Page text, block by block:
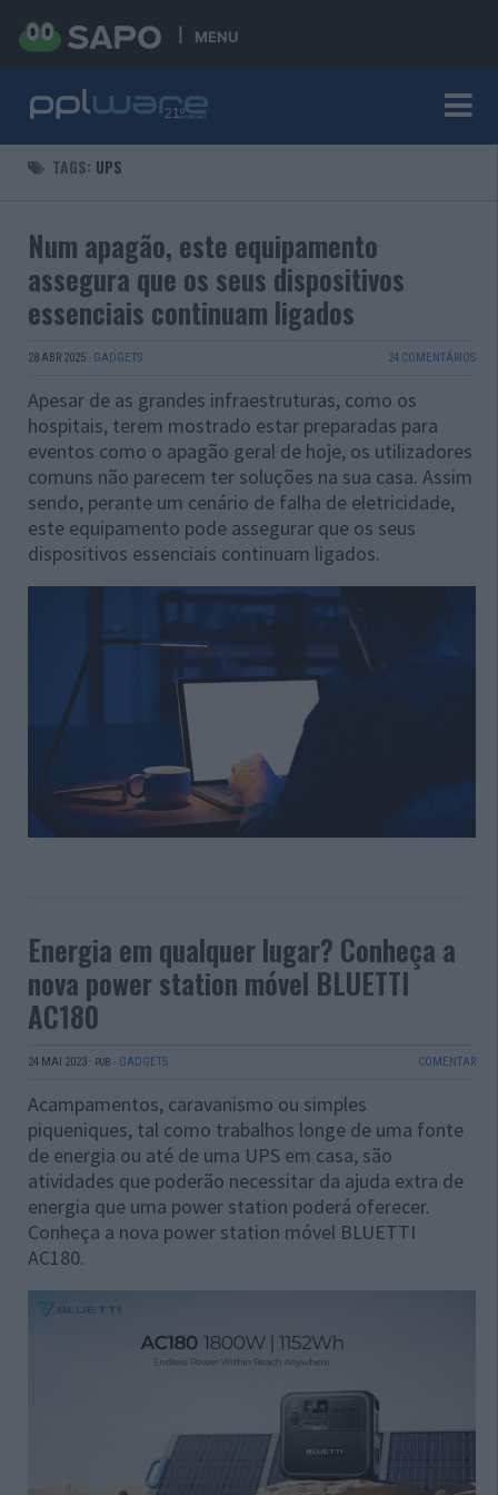
MENU
TAGS: UPS
Num apagão, este equipamento
assegura que os seus dispositivos
essenciais continuam ligados
28 ABR 2025 · GADGETS 24 COMENTÁRIOS
Apesar de as grandes infraestruturas, como os
hospitais, terem mostrado estar preparadas para
eventos como o apagão geral de hoje, os utilizadores
comuns não parecem ter soluções na sua casa. Assim
sendo, perante um cenário de falha de eletricidade,
este equipamento pode assegurar que os seus
dispositivos essenciais continuam ligados.
Energia em qualquer lugar? Conheça a
nova power station móvel BLUETTI
AC180
24 MAI 2023 · PUB · GADGETS COMENTAR
Acampamentos, caravanismo ou simples
piqueniques, tal como trabalhos longe de uma fonte
de energia ou até de uma UPS em casa, são
atividades que poderão necessitar da ajuda extra de
energia que uma power station poderá oferecer.
Conheça a nova power station móvel BLUETTI
AC180.